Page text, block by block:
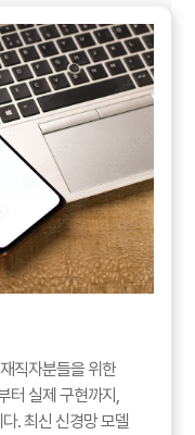
직자분들을 위한
터 실제 구현까지,
. 최신 신경망 모델